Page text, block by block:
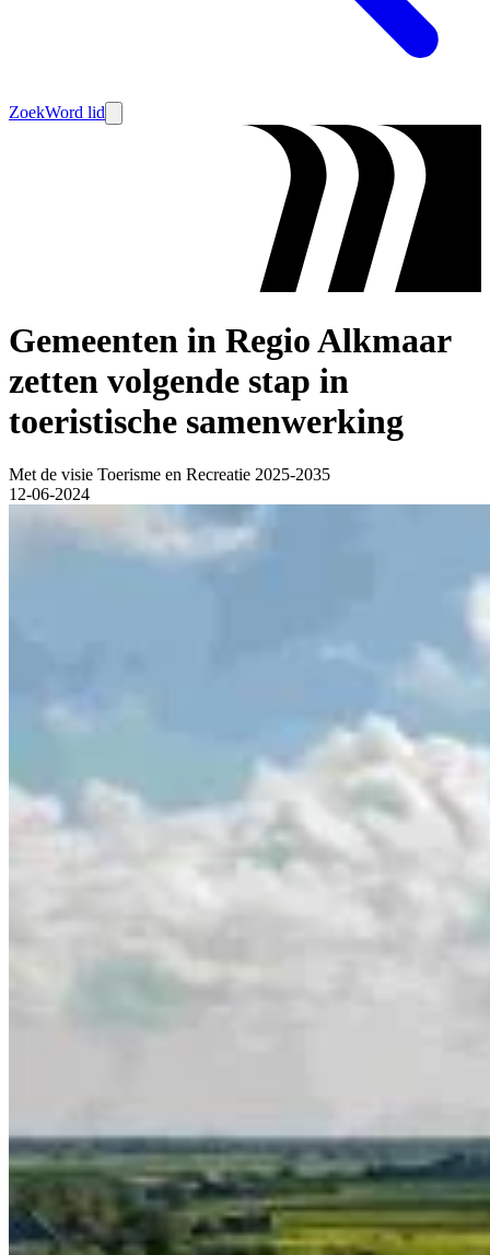
ZoekWord lid
Gemeenten in Regio Alkmaar
zetten volgende stap in
toeristische samenwerking
Met de visie Toerisme en Recreatie 2025-2035
12-06-2024